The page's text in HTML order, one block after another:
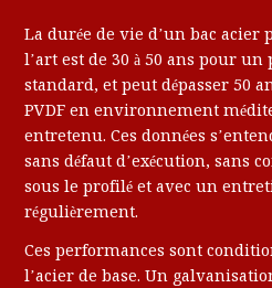
La durée de vie d’un bac acier
l’art est de 30 à 50 ans pour
standard, et peut dépasser 50
PVDF en environnement
entretenu. Ces données
sans défaut d’exécution, sans
sous le profilé et avec un
régulièrement.
Ces performances sont
l’acier de base. Un